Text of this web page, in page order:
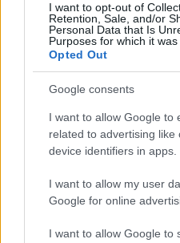
I want to opt-out of
Retention, Sale, and/or
Personal Data that Is
Purposes for which it was
Opted Out
Google consents
I want to allow Google to
related to advertising like
device identifiers in apps.
I want to allow my user
Google for online
I want to allow Google to